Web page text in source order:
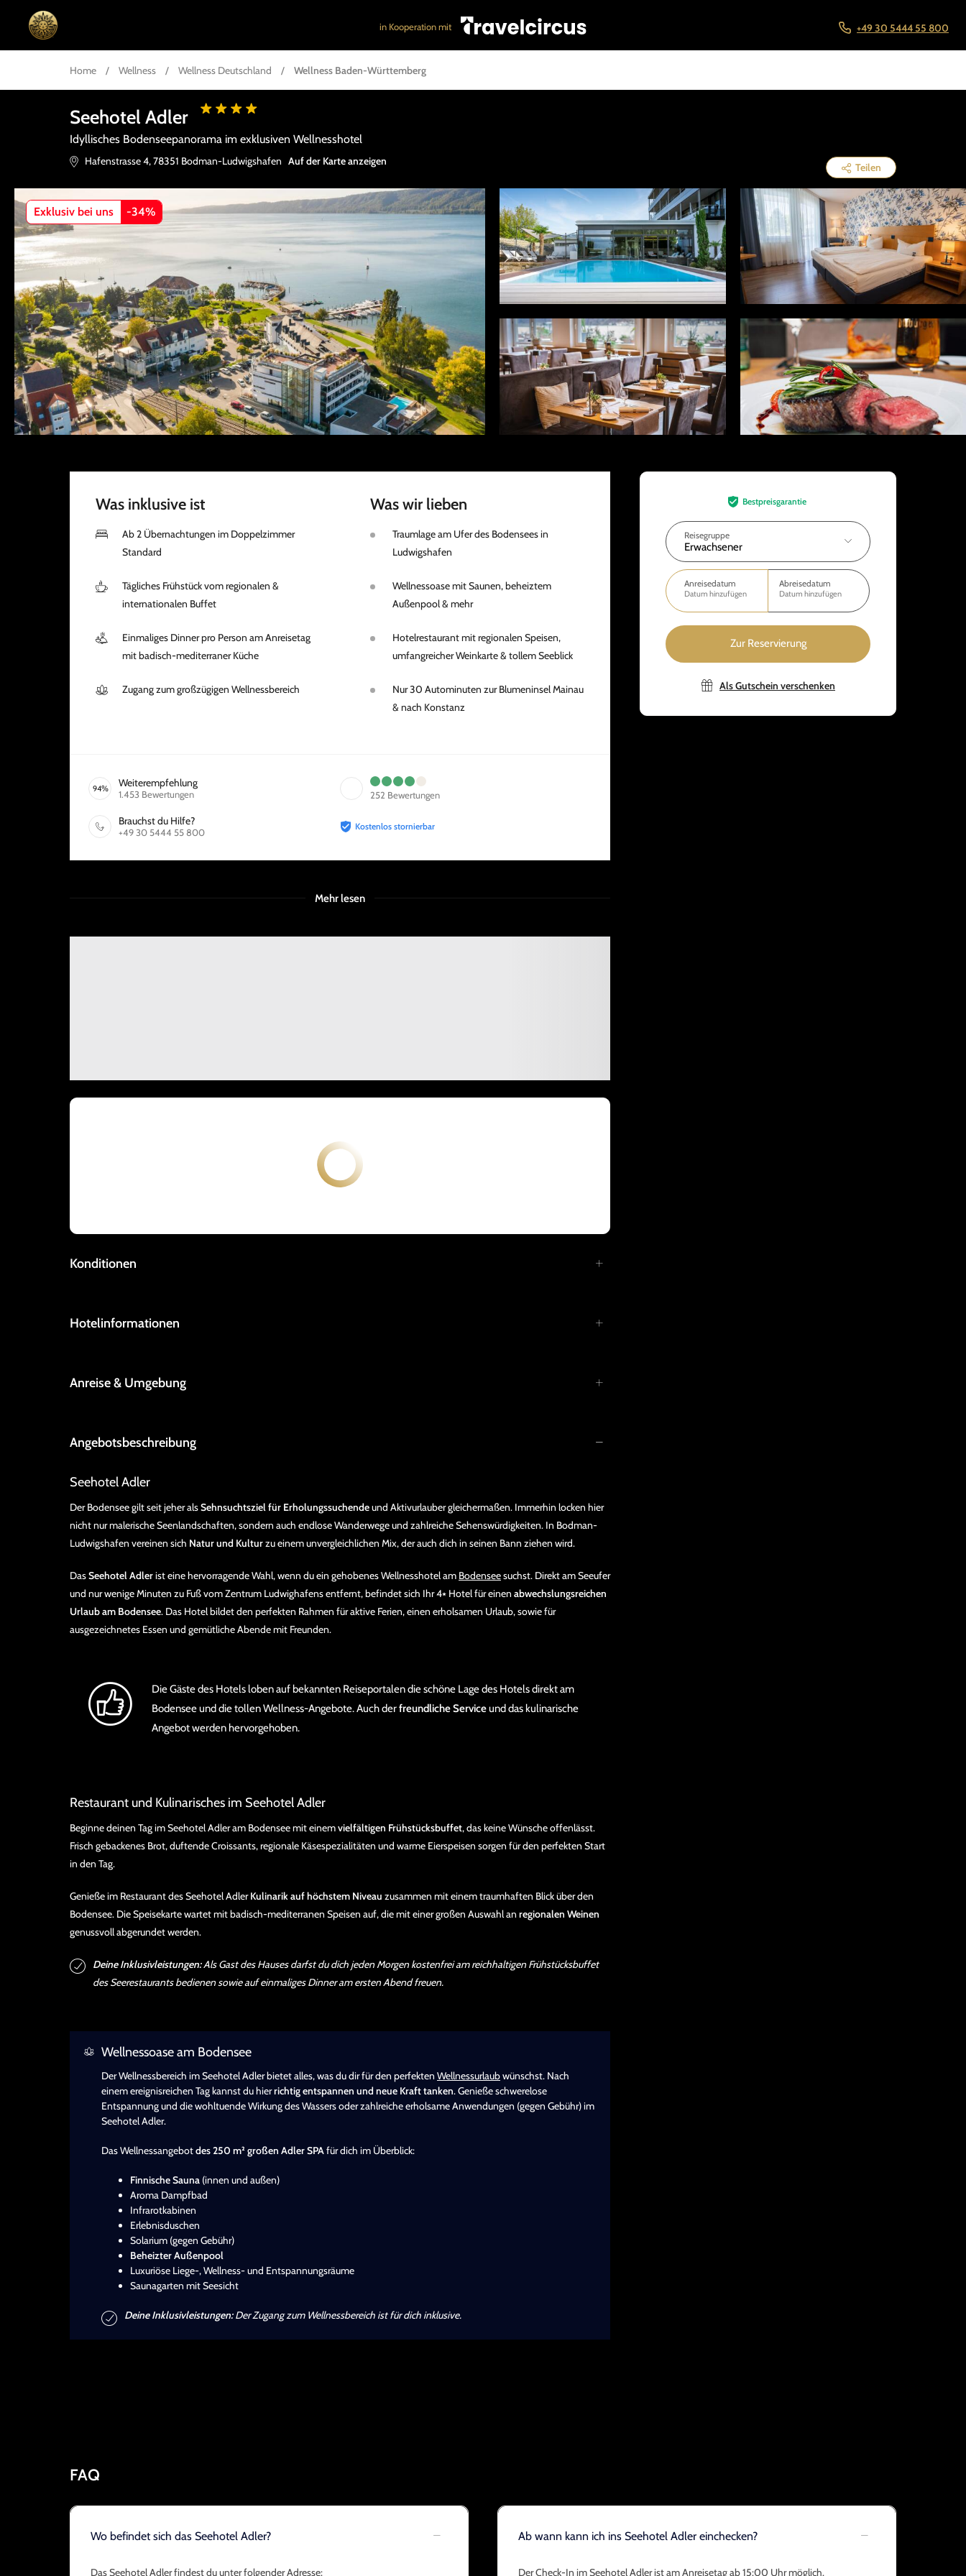
in Kooperation mit +49 30 5444 55 800
Home / Wellness / Wellness Deutschland / Wellness Baden-Württemberg
Seehotel Adler
Idyllisches Bodenseepanorama im exklusiven Wellnesshotel
Hafenstrasse 4,78351 Bodman-Ludwigshafen Auf der Karte anzeigen Teilen
Exklusiv bei uns -34%
Bestpreisgarantie
Reisegruppe
Erwachsener
Anreisedatum
Datum hinzufügen
Abreisedatum
Datum hinzufügen
Zur Reservierung
Als Gutschein verschenken
Was inklusive ist
Ab 2 Übernachtungen im Doppelzimmer
Standard
Tägliches Frühstück vom regionalen &
internationalen Buffet
Einmaliges Dinner pro Person am Anreisetag
mit badisch-mediterraner Küche
Zugang zum großzügigen Wellnessbereich
Was wir lieben
Traumlage am Ufer des Bodensees in
Ludwigshafen
Wellnessoase mit Saunen, beheiztem
Außenpool & mehr
Hotelrestaurant mit regionalen Speisen,
umfangreicher Weinkarte & tollem Seeblick
Nur 30 Autominuten zur Blumeninsel Mainau
& nach Konstanz
94% Weiterempfehlung
1.453 Bewertungen 252 Bewertungen
Brauchst du Hilfe?
+49 30 5444 55 800
Kostenlos stornierbar
Mehr lesen
Konditionen
Hotelinformationen
Anreise & Umgebung
Angebotsbeschreibung
Seehotel Adler
Der Bodensee gilt seit jeher alsSehnsuchtsziel für Erholungssuchendeund Aktivurlauber gleichermaßen. Immerhin locken hier
nicht nur malerische Seenlandschaften, sondern auch endlose Wanderwege und zahlreiche Sehenswürdigkeiten. In Bodman-
Ludwigshafen vereinen sich Natur und Kulturzu einem unvergleichlichen Mix, der auch dich in seinen Bann ziehen wird.
DasSeehotel Adlerist eine hervorragende Wahl, wenn du ein gehobenes Wellnesshotel am Bodenseesuchst. Direkt am Seeufer
und nur wenige Minuten zu Fuß vom Zentrum Ludwighafens entfernt, befindet sich Ihr 4⭑ Hotel für einen abwechslungsreichen
Urlaub am Bodensee. Das Hotel bildet den perfekten Rahmen für aktive Ferien, einen erholsamen Urlaub, sowie für
ausgezeichnetes Essen und gemütliche Abende mit Freunden.
Die Gäste des Hotels loben auf bekannten Reiseportalen die schöne Lage des Hotels direkt am
Bodensee und die tollen Wellness-Angebote. Auch derfreundliche Serviceund das kulinarische
Angebot werden hervorgehoben.
Restaurant und Kulinarisches im Seehotel Adler
Beginne deinen Tag im Seehotel Adler am Bodensee mit einemvielfältigen Frühstücksbuffet, das keine Wünsche offenlässt.
Frisch gebackenes Brot, duftende Croissants, regionale Käsespezialitäten und warme Eierspeisen sorgen für den perfekten Start
in den Tag.
Genieße im Restaurant des Seehotel AdlerKulinarik auf höchstem Niveau zusammen mit einem traumhaften Blick über den
Bodensee. Die Speisekarte wartet mit badisch-mediterranen Speisen auf, die mit einer großen Auswahl an regionalen Weinen
genussvoll abgerundet werden.
Deine Inklusivleistungen:Als Gast des Hauses darfst du dich jeden Morgen kostenfrei am reichhaltigen Frühstücksbuffet
des Seerestaurants bedienen sowie auf einmaliges Dinner am ersten Abend freuen.
Wellnessoase am Bodensee
Der Wellnessbereich im Seehotel Adler bietet alles, was du dir für den perfekten Wellnessurlaubwünschst. Nach
einem ereignisreichen Tag kannst du hierrichtig entspannen und neue Kraft tanken. Genieße schwerelose
Entspannung und die wohltuende Wirkung des Wassers oder zahlreiche erholsame Anwendungen (gegen Gebühr) im
Seehotel Adler.
Das Wellnessangebotdes 250 m² großen Adler SPAfür dich im Überblick:
Finnische Sauna (innen und außen)
Aroma Dampfbad
Infrarotkabinen
Erlebnisduschen
Solarium (gegen Gebühr)
Beheizter Außenpool
Luxuriöse Liege-, Wellness- und Entspannungsräume
Saunagarten mit Seesicht
Deine Inklusivleistungen:Der Zugang zum Wellnessbereich ist für dich inklusive.
FAQ
Wo befindet sich das Seehotel Adler?
Das Seehotel Adler findest du unter folgender Adresse:
Ab wann kann ich ins Seehotel Adler einchecken?
Der Check-In im Seehotel Adler ist am Anreisetag ab 15:00 Uhr möglich.